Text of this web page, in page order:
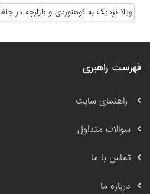
ویلا نزدیک به کوهنوردی و بازارچه در جلفا
فهرست راهبری
راهنمای سایت
سوالات متداول
تماس با ما
درباره ما